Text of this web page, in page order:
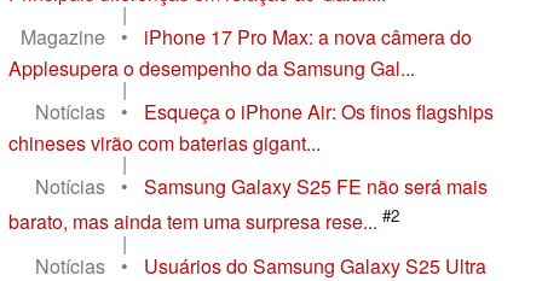
|
Magazine
•
iPhone 17 Pro Max: a nova câmera do
Applesupera o desempenho da Samsung Gal...
|
Notícias
•
Esqueça o iPhone Air: Os finos flagships
chineses virão com baterias gigant...
|
Notícias
•
Samsung Galaxy S25 FE não será mais
barato, mas ainda tem uma surpresa rese... #2
|
Notícias
•
Usuários do Samsung Galaxy S25 Ultra